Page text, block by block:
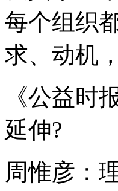
每个组织
求、动机
《公益时
延伸?
周惟彦：